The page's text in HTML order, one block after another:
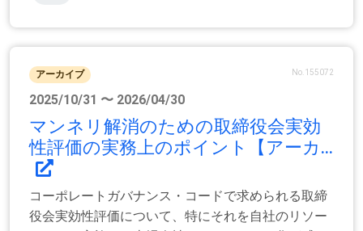
アーカイブ No.155072
2025/10/31 〜 2026/04/30
マンネリ解消のための取締役会実効
性評価の実務上のポイント【アーカ...
コーポレートガバナンス・コードで求められる取締
役会実効性評価について、特にそれを自社のリソー